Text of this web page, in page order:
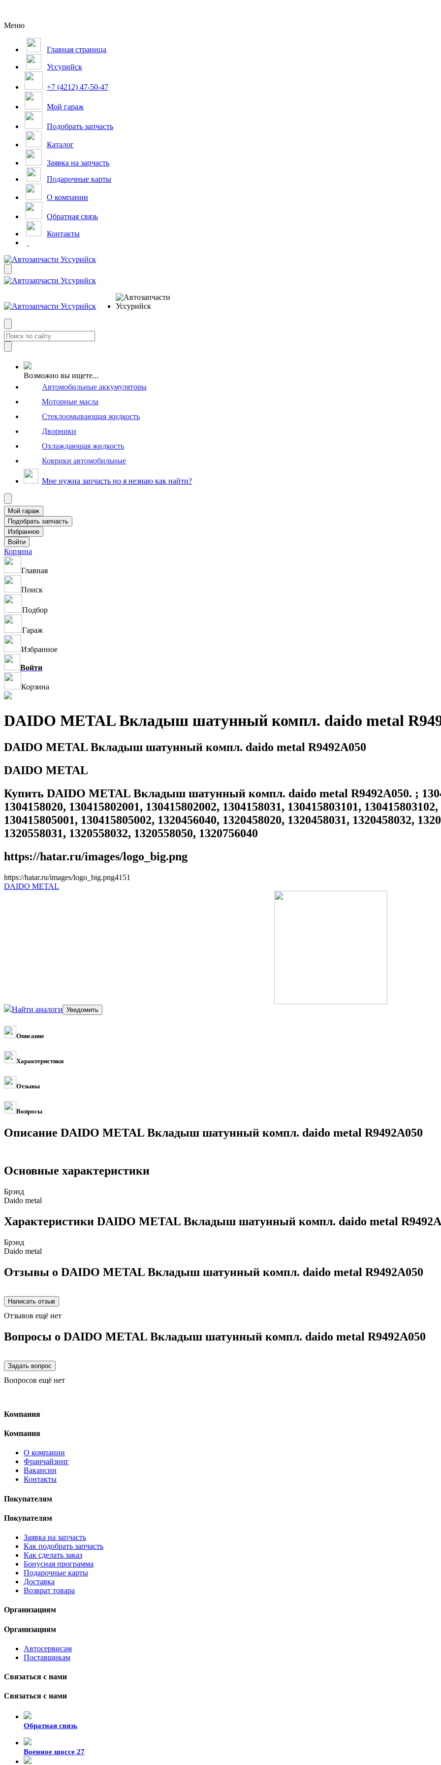
Меню
Главная страница
Уссурийск
+7 (4212) 47-50-47
Мой гараж
Подобрать запчасть
Каталог
Заявка на запчасть
Подарочные карты
О компании
Обратная связь
Контакты
Возможно вы ищете...
Автомобильные аккумуляторы
Моторные масла
Стеклоомывающая жидкость
Дворники
Охлаждающая жидкость
Коврики автомобильные
Мне нужна запчасть но я незнаю как найти?
Корзина
Главная
Поиск
Подбор
Гараж
Избранное
Войти
Корзина
DAIDO METAL Вкладыш шатунный компл. daido metal
DAIDO METAL Вкладыш шатунный компл. daido metal R9492A050
DAIDO METAL
Купить DAIDO METAL Вкладыш шатунный компл. daido metal R9492A050. ;
1304158020, 130415802001, 130415802002, 1304158031, 130415803101,
130415805001, 130415805002, 1320456040, 1320458020, 1320458031, 1320458032,
1320558031, 1320558032, 1320558050, 1320756040
https://hatar.ru/images/logo_big.png
https://hatar.ru/images/logo_big.png41 51
DAIDO METAL
Найти аналоги
Описание
Характеристики
Отзывы
Вопросы
Описание DAIDO METAL Вкладыш шатунный компл. daido metal R9492A050
Основные характеристики
Брэнд
Daido metal
Характеристики DAIDO METAL Вкладыш шатунный компл. daido metal
Брэнд
Daido metal
Отзывы о DAIDO METAL Вкладыш шатунный компл. daido metal R9492A050
Отзывов ещё нет
Вопросы о DAIDO METAL Вкладыш шатунный компл. daido metal R9492A050
Вопросов ещё нет
Компания
Компания
О компании
Франчайзинг
Вакансии
Контакты
Покупателям
Покупателям
Заявка на запчасть
Как подобрать запчасть
Как сделать заказ
Бонусная программа
Подарочные карты
Доставка
Возврат товара
Организациям
Организациям
Автосервисам
Поставщикам
Связаться с нами
Связаться с нами
Обратная связь
Военное шоссе 27